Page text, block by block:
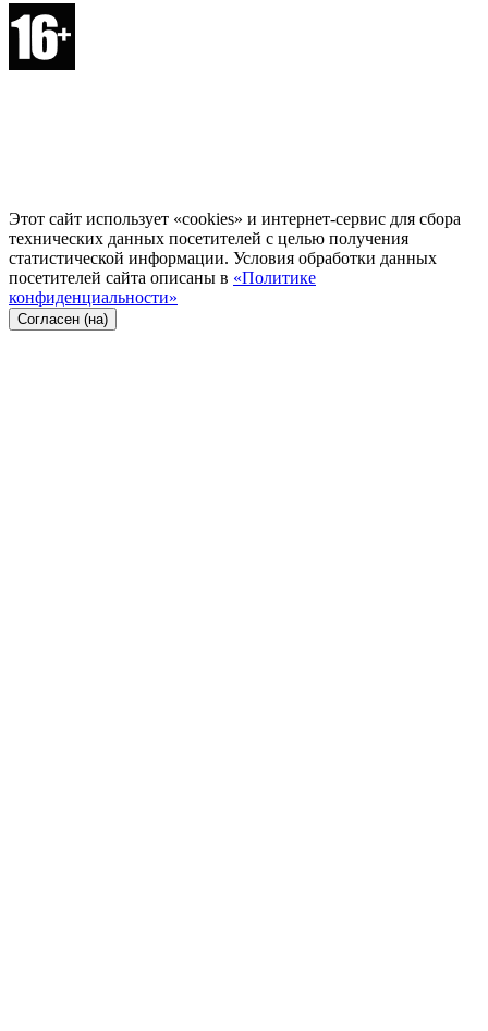
Этот сайт использует «cookies» и интернет-сервис для сбора
технических данных посетителей с целью получения
статистической информации. Условия обработки данных
посетителей сайта описаны в «Политике
конфиденциальности»
Согласен (на)